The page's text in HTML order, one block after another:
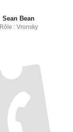
Sean Bean
Rôle : Vronsky